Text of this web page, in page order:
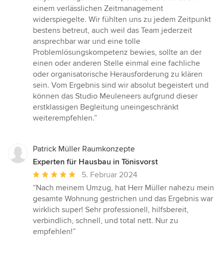
einem verlässlichen Zeitmanagement
widerspiegelte. Wir fühlten uns zu jedem Zeitpunkt
bestens betreut, auch weil das Team jederzeit
ansprechbar war und eine tolle
Problemlösungskompetenz bewies, sollte an der
einen oder anderen Stelle einmal eine fachliche
oder organisatorische Herausforderung zu klären
sein. Vom Ergebnis sind wir absolut begeistert und
können das Studio Meuleneers aufgrund dieser
erstklassigen Begleitung uneingeschränkt
weiterempfehlen.”
Patrick Müller Raumkonzepte
Experten für Hausbau in Tönisvorst
Durchschnittliche
Bewertung:
5
von
5
Sternen
5. Februar 2024
“Nach meinem Umzug, hat Herr Müller nahezu mein
gesamte Wohnung gestrichen und das Ergebnis war
wirklich super! Sehr professionell, hilfsbereit,
verbindlich, schnell, und total nett. Nur zu
empfehlen!”